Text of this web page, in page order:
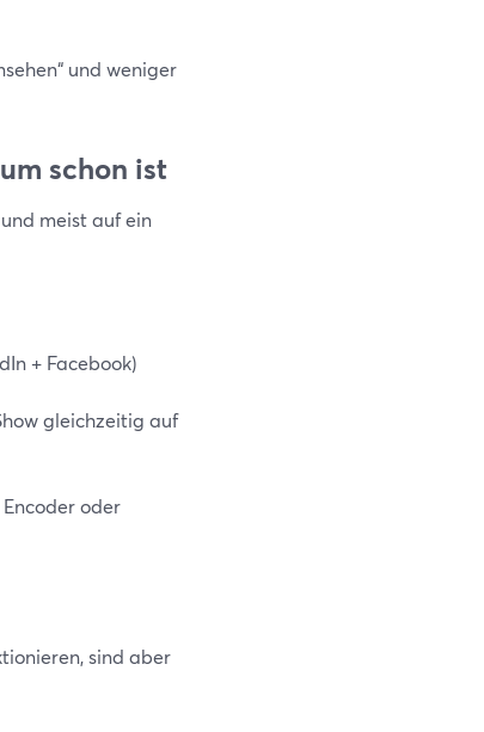
und weniger
schon ist
meist auf ein
+ Facebook)
gleichzeitig auf
oder
sind aber